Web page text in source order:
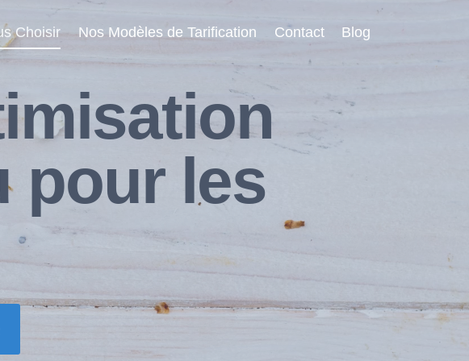
Choisir Nos Modèles de Tarification Contact Blog
pour les